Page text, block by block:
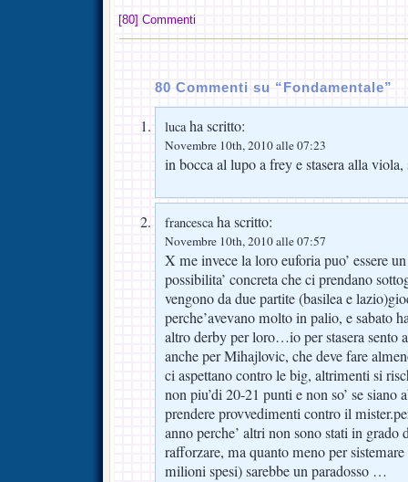
[80] Commenti
80 Commenti su “Fondamentale”
lucaha scritto:
Novembre 10th, 2010 alle 07:23
in bocca al lupo a frey e stasera alla
francescaha scritto:
Novembre 10th, 2010 alle 07:57
X me invece la loro euforia puo’ essere
possibilita’ concreta che ci prendano
vengono da due partite (basilea e
perche’avevano molto in palio, e sabato
altro derby per loro…io per stasera sento
anche per Mihajlovic, che deve fare
ci aspettano contro le big, altrimenti si
non piu’di 20-21 punti e non so’ se siano
prendere provvedimenti contro il
anno perche’ altri non sono stati in
rafforzare, ma quanto meno per
milioni spesi) sarebbe un paradosso …